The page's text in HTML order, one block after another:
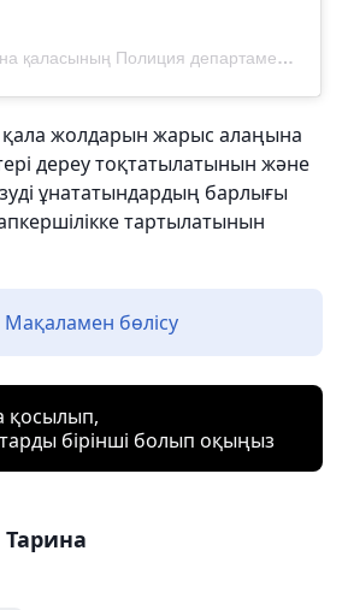
Публикация от Астана қаласының Полиция департаменті (@police__astana)
жолдарын жарыс алаңына
дереу тоқтатылатынын және
ұнататындардың барлығы
тартылатынын
Мақаламен бөлісу
қосылып,
бірінші болып оқыңыз